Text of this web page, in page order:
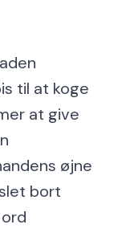
til at koge
at give
øjne
bort